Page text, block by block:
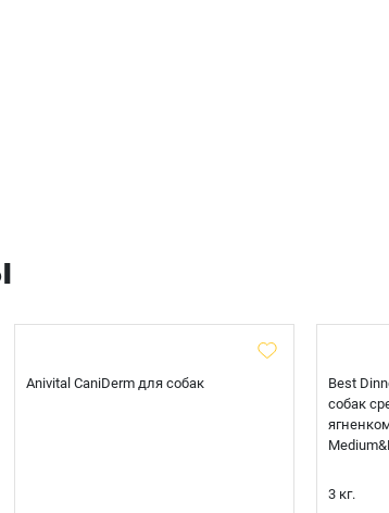
Anivital CaniDerm для собак
Best
собак
3 кг.